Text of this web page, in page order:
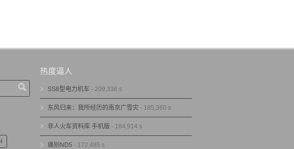
热度逼人
SS8型电力机车 - 209,336 s
东风归来：我所经历的南京广雪灾 - 185,360 s
非人火车资料库 手机版 - 184,914 s
痛别ND5 - 172,485 s